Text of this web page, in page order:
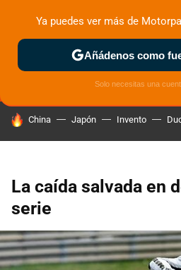
MENÚ
ZONA DE PRUEBAS
HOY SE HABLA DE
China Japón Invento
La caída salvada en
serie
Ya puedes ver más de
Añádenos como
Solo necesitas una